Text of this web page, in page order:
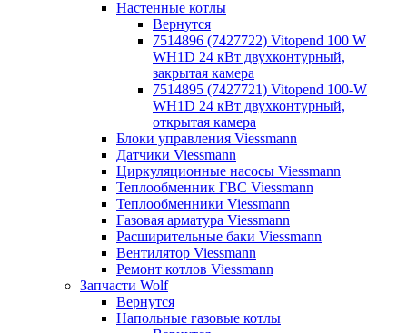
Настенные котлы
Вернутся
7514896 (7427722) Vitopend 100 W
WH1D 24 кВт двухконтурный,
закрытая камера
7514895 (7427721) Vitopend 100-W
WH1D 24 кВт двухконтурный,
открытая камера
Блоки управления Viessmann
Датчики Viessmann
Циркуляционные насосы Viessmann
Теплообменник ГВС Viessmann
Теплообменники Viessmann
Газовая арматура Viessmann
Расширительные баки Viessmann
Вентилятор Viessmann
Ремонт котлов Viessmann
Запчасти Wolf
Вернутся
Напольные газовые котлы